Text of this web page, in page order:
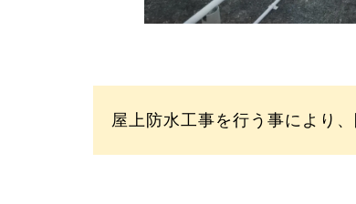
屋上防水工事を行う事により